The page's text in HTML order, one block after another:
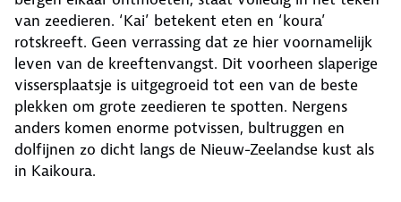
van zeedieren. ‘Kai’ betekent eten en ‘koura’
rotskreeft. Geen verrassing dat ze hier voornamelijk
leven van de kreeftenvangst. Dit voorheen slaperige
vissersplaatsje is uitgegroeid tot een van de beste
plekken om grote zeedieren te spotten. Nergens
anders komen enorme potvissen, bultruggen en
dolfijnen zo dicht langs de Nieuw-Zeelandse kust als
in Kaikoura.